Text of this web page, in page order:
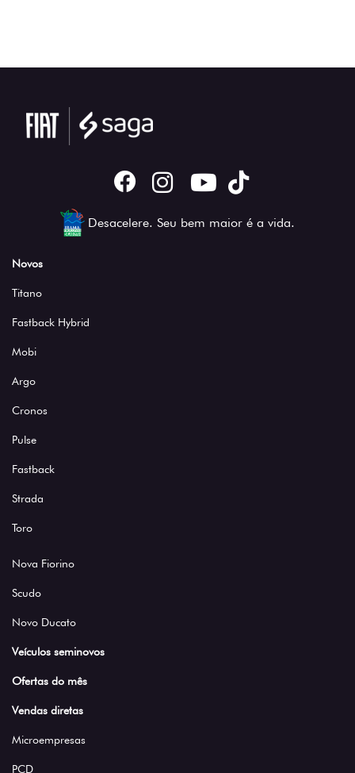
Desacelere. Seu bem maior é a vida.
Novos
Titano
Fastback Hybrid
Mobi
Argo
Cronos
Pulse
Fastback
Strada
Toro
Nova Fiorino
Scudo
Novo Ducato
Veículos seminovos
Ofertas do mês
Vendas diretas
Microempresas
PCD